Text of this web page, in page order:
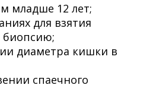
младше 12 лет;
для взятия
биопсию;
диаметра кишки в
спаечного